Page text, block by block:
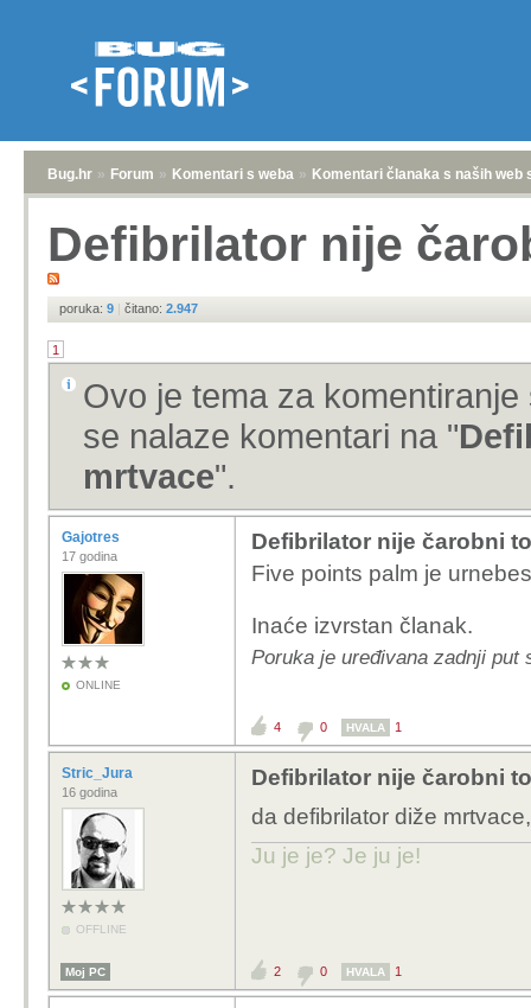
Bug.hr » Forum » Komentari s weba » Komentari članaka s naših web
Defibrilator nije
poruka: 9 | čitano: 2.947
1
Ovo je tema za
se nalaze komentari na "
mrtvace".
Gajotres
17 godina
ONLINE
Defibrilator nije čarobni
Five points palm je
Inaće izvrstan članak.
Poruka je uređivana zadnji put
4 0 HVALA 1
Stric_Jura
16 godina
OFFLINE
Defibrilator nije čarobni
da defibrilator diže
Ju je je? Je ju je!
Moj PC 2 0 HVALA 1